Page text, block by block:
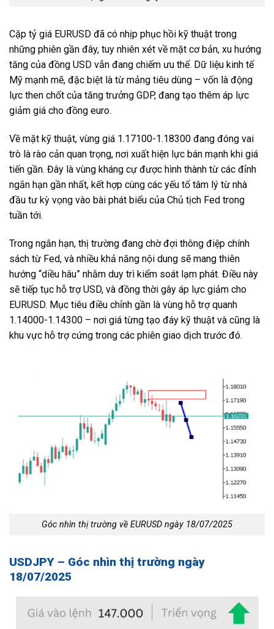
Cặp tỷ giá EURUSD đã có nhịp phục hồi kỹ thuật trong
những phiên gần đây, tuy nhiên xét về mặt cơ bản, xu hướng
tăng của đồng USD vẫn đang chiếm ưu thế. Dữ liệu kinh tế
Mỹ mạnh mẽ, đặc biệt là từ mảng tiêu dùng – vốn là động
lực then chốt của tăng trưởng GDP, đang tạo thêm áp lực
giảm giá cho đồng euro.
Về mặt kỹ thuật, vùng giá 1.17100-1.18300 đang đóng vai
trò là rào cản quan trọng, nơi xuất hiện lực bán mạnh khi giá
tiến gần. Đây là vùng kháng cự được hình thành từ các đỉnh
ngắn hạn gần nhất, kết hợp cùng các yếu tố tâm lý từ nhà
đầu tư kỳ vọng vào bài phát biểu của Chủ tịch Fed trong
tuần tới.
Trong ngắn hạn, thị trường đang chờ đợi thông điệp chính
sách từ Fed, và nhiều khả năng nội dung sẽ mang thiên
hướng “diều hâu” nhằm duy trì kiểm soát lạm phát. Điều này
sẽ tiếp tục hỗ trợ USD, và đồng thời gây áp lực giảm cho
EURUSD. Mục tiêu điều chỉnh gần là vùng hỗ trợ quanh
1.14000-1.14300 – nơi giá từng tạo đáy kỹ thuật và cũng là
khu vực hỗ trợ cứng trong các phiên giao dịch trước đó.
Góc nhìn thị trường về EURUSD ngày 18/07/2025
USDJPY – Góc nhìn thị trường ngày
18/07/2025